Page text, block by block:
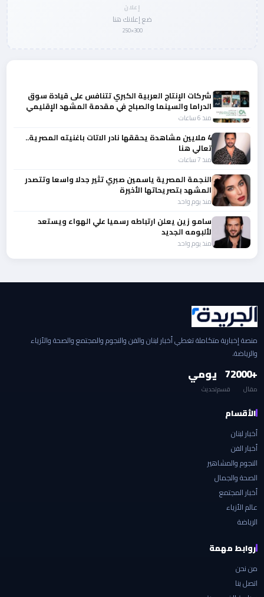
إعلان
ضع إعلانك هنا
300×250
شركات الإنتاج العربية الكبري تتنافس على قيادة سوق
الدراما والسينما والصباح في مقدمة المشهد الإقليمي
منذ 6 ساعات
4 ملايين مشاهدة يحققها نادر الاتات باغنيته المصرية..
تعالي هنا
منذ 7 ساعات
النجمة المصرية ياسمين صبري تثير جدلا واسعا وتتصدر
المشهد بتصريحاتها الأخيرة
منذ يوم واحد
سامو زين يعلن ارتباطه رسميا علي الهواء ويستعد
لألبومه الجديد
منذ يوم واحد
منصة إخبارية متكاملة تغطي أخبار لبنان والفن والنجوم والمجتمع والصحة والأزياء
والرياضة.
+2000
مقال
7
قسم
يومي
تحديث
الأقسام
أخبار لبنان
أخبار الفن
النجوم والمشاهير
الصحة والجمال
أخبار المجتمع
عالم الأزياء
الرياضة
روابط مهمة
من نحن
اتصل بنا